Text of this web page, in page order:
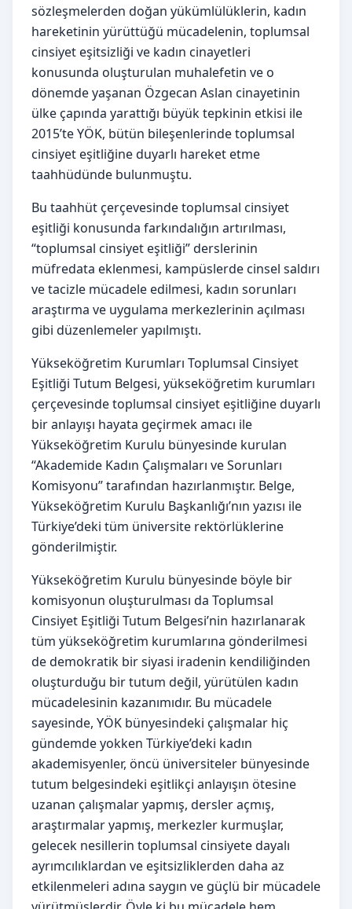
sözleşmelerden doğan yükümlülüklerin, kadın
hareketinin yürüttüğü mücadelenin, toplumsal
cinsiyet eşitsizliği ve kadın cinayetleri
konusunda oluşturulan muhalefetin ve o
dönemde yaşanan Özgecan Aslan cinayetinin
ülke çapında yarattığı büyük tepkinin etkisi ile
2015’te YÖK, bütün bileşenlerinde toplumsal
cinsiyet eşitliğine duyarlı hareket etme
taahhüdünde bulunmuştu.
Bu taahhüt çerçevesinde toplumsal cinsiyet
eşitliği konusunda farkındalığın artırılması,
“toplumsal cinsiyet eşitliği” derslerinin
müfredata eklenmesi, kampüslerde cinsel saldırı
ve tacizle mücadele edilmesi, kadın sorunları
araştırma ve uygulama merkezlerinin açılması
gibi düzenlemeler yapılmıştı.
Yükseköğretim Kurumları Toplumsal Cinsiyet
Eşitliği Tutum Belgesi, yükseköğretim kurumları
çerçevesinde toplumsal cinsiyet eşitliğine duyarlı
bir anlayışı hayata geçirmek amacı ile
Yükseköğretim Kurulu bünyesinde kurulan
“Akademide Kadın Çalışmaları ve Sorunları
Komisyonu” tarafından hazırlanmıştır. Belge,
Yükseköğretim Kurulu Başkanlığı’nın yazısı ile
Türkiye’deki tüm üniversite rektörlüklerine
gönderilmiştir.
Yükseköğretim Kurulu bünyesinde böyle bir
komisyonun oluşturulması da Toplumsal
Cinsiyet Eşitliği Tutum Belgesi’nin hazırlanarak
tüm yükseköğretim kurumlarına gönderilmesi
de demokratik bir siyasi iradenin kendiliğinden
oluşturduğu bir tutum değil, yürütülen kadın
mücadelesinin kazanımıdır. Bu mücadele
sayesinde, YÖK bünyesindeki çalışmalar hiç
gündemde yokken Türkiye’deki kadın
akademisyenler, öncü üniversiteler bünyesinde
tutum belgesindeki eşitlikçi anlayışın ötesine
uzanan çalışmalar yapmış, dersler açmış,
araştırmalar yapmış, merkezler kurmuşlar,
gelecek nesillerin toplumsal cinsiyete dayalı
ayrımcılıklardan ve eşitsizliklerden daha az
etkilenmeleri adına saygın ve güçlü bir mücadele